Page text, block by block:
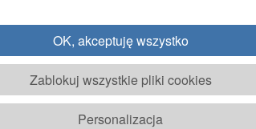
35 VA 1,5 A
60 VA 2,5 A
80 VA 3,3 A
110 VA 4,6 A
OK, akceptuję wszystko
Zablokuj wszystkie pliki cookies
Personalizacja